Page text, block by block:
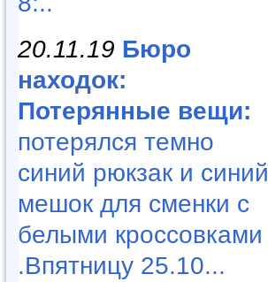
20.11.19 Бюро
находок:
Потерянные вещи:
потерялся темно
синий рюкзак и синий
мешок для сменки с
белыми кроссовками
.Впятницу 25.10...